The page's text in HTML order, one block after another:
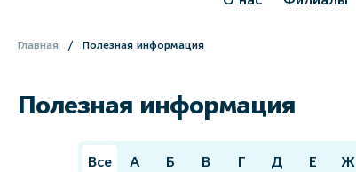
Главная Полезная информация
Полезная информация
Все А Б В Г Д Е Ж